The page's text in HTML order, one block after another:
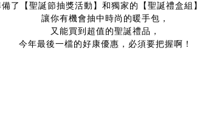
備了【聖誕節抽獎活動】和獨家的【聖誕禮盒組
讓你有機會抽中時尚的暖手包，
又能買到超值的聖誕禮品，
今年最後一檔的好康優惠，必須要把握啊！